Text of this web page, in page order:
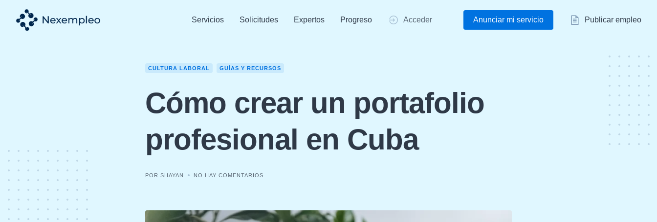
content
Servicios Solicitudes Expertos Progreso Acceder Anunciar mi servicio Publicar empleo
CULTURA LABORAL GUÍAS Y RECURSOS
Cómo crear un portafolio
profesional en Cuba
POR SHAYAN NO HAY COMENTARIOS